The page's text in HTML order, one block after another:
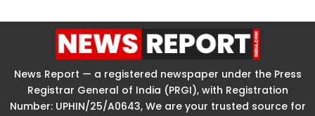
News Report — a registered newspaper under the Press
Registrar General of India (PRGI), with Registration
Number: UPHIN/25/A0643, We are your trusted source for